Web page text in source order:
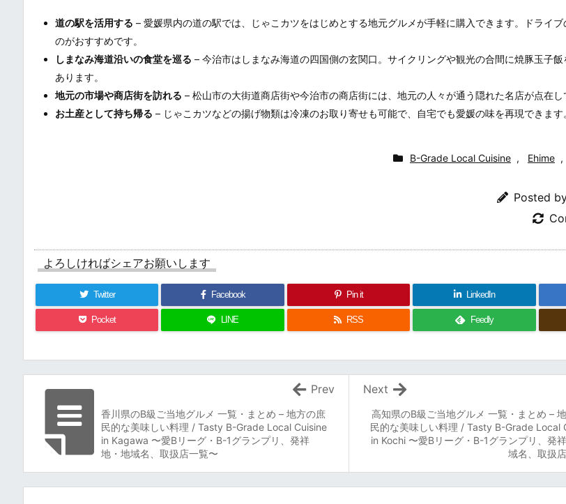
道の駅を活用する – 愛媛県内の道の駅では、じゃこカツをはじめとする地元グルメが手軽に購入できます。ドライ
のがおすすめです。
しまなみ海道沿いの食堂を巡る – 今治市はしまなみ海道の四国側の玄関口。サイクリングや観光の合間に焼豚玉子
あります。
地元の市場や商店街を訪れる – 松山市の大街道商店街や今治市の商店街には、地元の人々が通う隠れた名店が点在し
お土産として持ち帰る – じゃこカツなどの揚げ物類は冷凍のお取り寄せも可能で、自宅でも愛媛の味を再現できます
B-Grade Local Cuisine , Ehime ,
Posted
よろしければシェアお願いします
Twitter Facebook Pin it LinkedIn
Pocket LINE RSS Feedly
高知県のB級ご当地グルメ 一覧・まとめ –
民的な美味しい料理 / Tasty B-Grade Local
in Kochi 〜愛Bリーグ・B-1グランプリ、発
域名、取扱
Next
香川県のB級ご当地グルメ 一覧・まとめ – 地方の庶
民的な美味しい料理 / Tasty B-Grade Local Cuisine
in Kagawa 〜愛Bリーグ・B-1グランプリ、発祥
地・地域名、取扱店一覧〜
Prev